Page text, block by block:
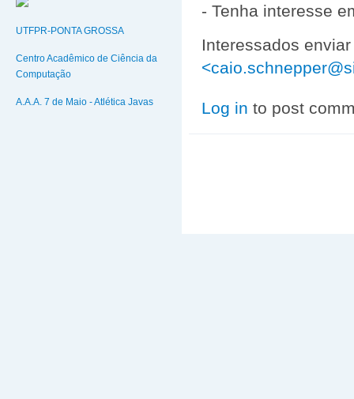
UTFPR-PONTA GROSSA
Centro Acadêmico de Ciência da
Computação
A.A.A. 7 de Maio - Atlética Javas
- Tenha interesse
Interessados
Log in to post